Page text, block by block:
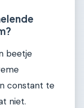
beetje
constant te
niet.